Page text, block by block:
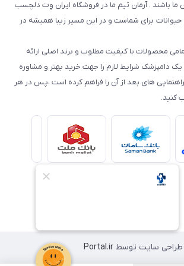
ما باشند . آرمان تیم ما در فروشگاه ایران وِت دلچسب
برای شماست و در این مسیر زیبا همیشه در
محصولات با کیفیت مطلوب و برند اصلی ارائه
دامپزشک شرایط لازم را جهت خرید بهتر و مشاوره
های بعد از آن را فراهم کرده است ،پس در هر
کنید.
طراحی سایت توسطPortal.ir